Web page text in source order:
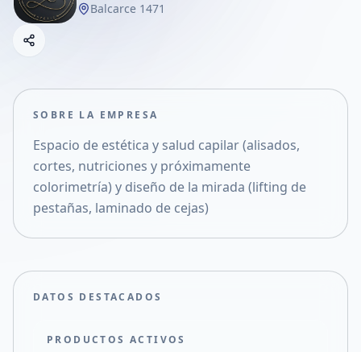
Balcarce 1471
Compartir empresa
Compartir en X
SOBRE LA EMPRESA
​Espacio de estética y salud capilar (alisados,
cortes, nutriciones y próximamente
colorimetría) y diseño de la mirada (lifting de
pestañas, laminado de cejas)
DATOS DESTACADOS
PRODUCTOS ACTIVOS